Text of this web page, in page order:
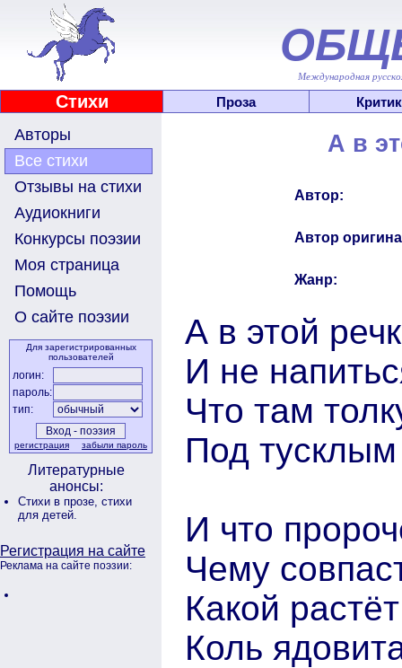
Международная
Стихи Проза
Авторы
Все стихи
Отзывы на стихи
Аудиокниги
Конкурсы поэзии
Моя страница
Помощь
О сайте поэзии
Для зарегистрированных
пользователей
логин:
пароль:
тип:
регистрация забыли пароль
Литературные
анонсы:
Стихи в прозе, стихи
для детей.
Регистрация на сайте
Реклама на сайте поэзии:
А в
Автор:
Автор
Жанр:
А в этой
И не
Что там
Под
И что
Чему
Какой
Коль